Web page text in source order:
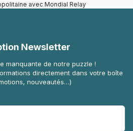
avec Mondial Relay
Newsletter
manquante de notre puzzle !
directement dans votre boîte
nouveautés…)